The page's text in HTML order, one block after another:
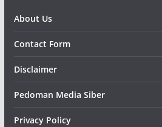
About Us
Contact Form
Disclaimer
Pedoman Media Siber
Privacy Policy